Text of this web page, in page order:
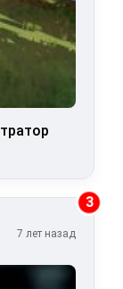
3
7 лет назад